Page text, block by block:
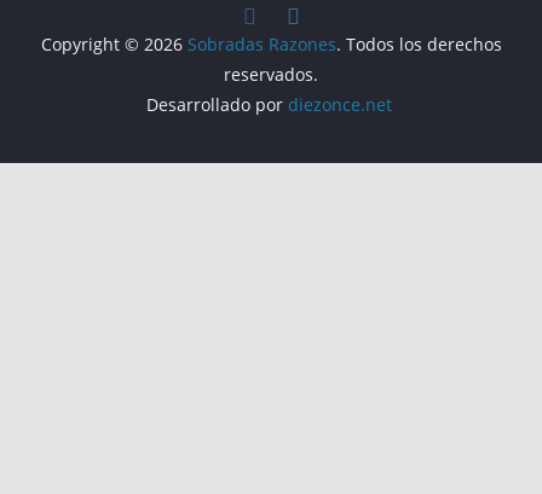
Copyright © 2026 Sobradas Razones. Todos los derechos
reservados.
Desarrollado por diezonce.net